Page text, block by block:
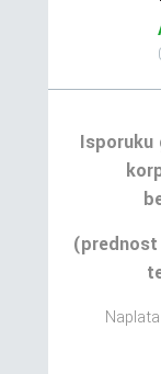
Isporuku
(prednost